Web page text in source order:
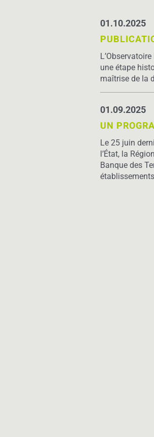
01.10.2025
une étape
maîtrise de la
01.09.2025
UN
Le 25 juin
l’État, la
Banque des